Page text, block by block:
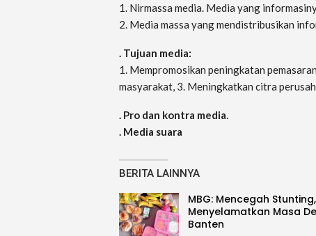
1. Nirmassa media. Media yang
2. Media massa yang mendistribusikan
. Tujuan media:
1. Mempromosikan peningkatan
masyarakat, 3. Meningkatkan citra
. Pro dan kontra media.
. Media suara
BERITA LAINNYA
MBG: Mencegah Stunting,
Menyelamatkan Masa
Banten